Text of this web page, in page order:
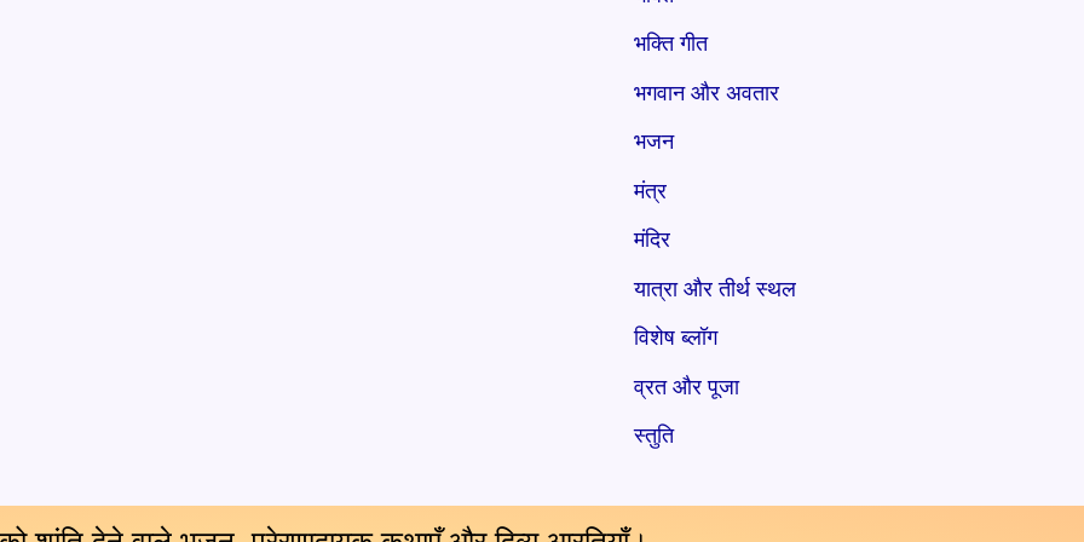
भक्ति गीत
भगवान और अवतार
भजन
मंत्र
मंदिर
यात्रा और तीर्थ स्थल
विशेष ब्लॉग
व्रत और पूजा
स्तुति